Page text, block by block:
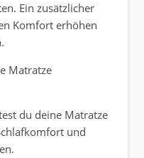
Ein zusätzlicher
Komfort erhöhen
Matratze
du deine Matratze
und